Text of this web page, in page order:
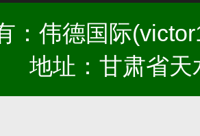
：伟德国际
地址：甘肃省